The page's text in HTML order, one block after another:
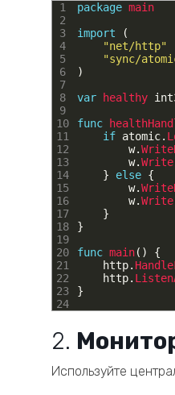
1
2
3
4
5
6
7
8
9
10
11
12
13
14
15
16
17
18
19
20
21
22
23
24
package main
import
(
"net/http"
"sync/
)
var
healthy
func
if atomic.
w.
w.Write
}
else {
w.
w.Write
}
}
func main( )
{
http.
http.
}
2.
Используйте